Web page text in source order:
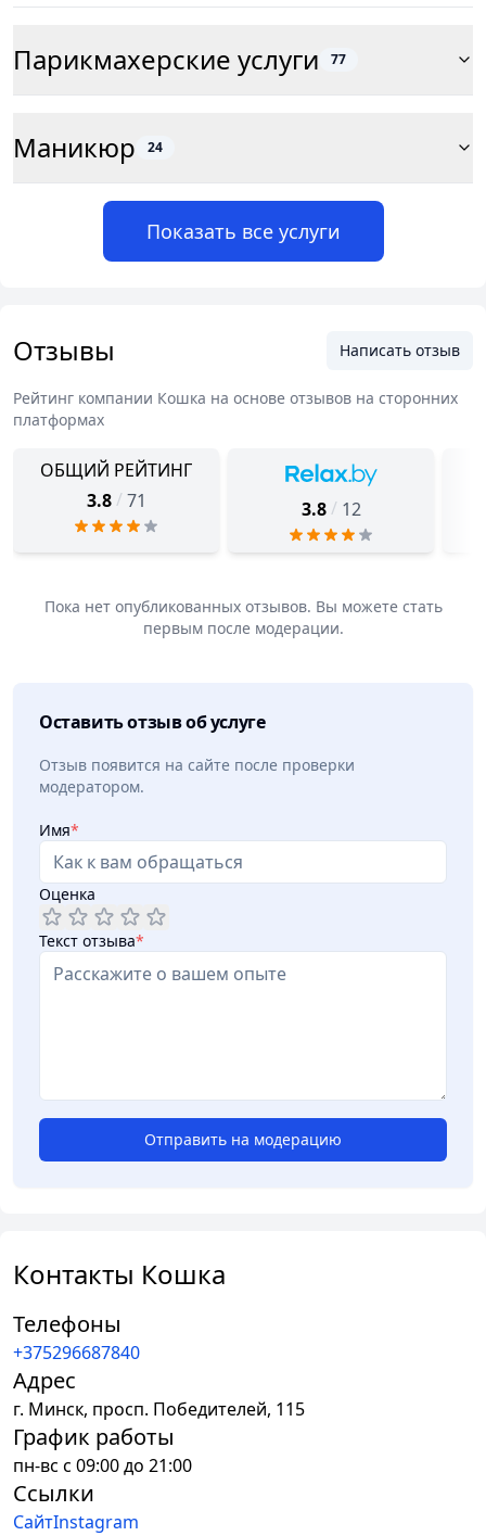
Парикмахерские услуги 77
Маникюр 24
Показать все услуги
Отзывы Написать отзыв
Рейтинг компании Кошка на основе отзывов на сторонних
платформах
ОБЩИЙ РЕЙТИНГ
3.8 / 71 3.8 / 12
Пока нет опубликованных отзывов. Вы можете стать
первым после модерации.
Оставить отзыв об услуге
Отзыв появится на сайте после проверки
модератором.
Имя*
Оценка
Текст отзыва*
Отправить на модерацию
Контакты Кошка
Телефоны
+375296687840
Адрес
г. Минск, просп. Победителей, 115
График работы
пн-вс с 09:00 до 21:00
Ссылки
СайтInstagram